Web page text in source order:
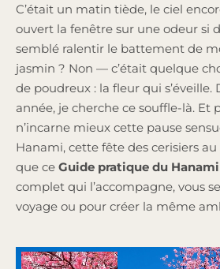
C’était un matin tiède, le ciel
ouvert la fenêtre sur une odeur si
semblé ralentir le battement de
jasmin ? Non — c’était quelque
de poudreux : la fleur qui s’éveille.
année, je cherche ce souffle-là. Et
n’incarne mieux cette pause
Hanami, cette fête des cerisiers au
que ce Guide pratique du
complet qui l’accompagne, vous
voyage ou pour créer la même